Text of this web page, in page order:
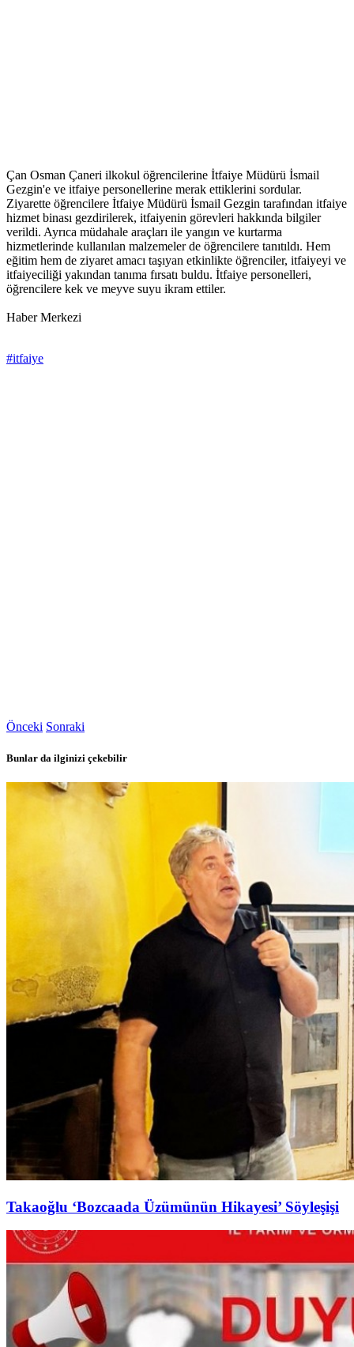
Çan Osman Çaneri ilkokul öğrencilerine İtfaiye Müdürü İsmail
Gezgin'e ve itfaiye personellerine merak ettiklerini sordular.
Ziyarette öğrencilere İtfaiye Müdürü İsmail Gezgin tarafından itfaiye
hizmet binası gezdirilerek, itfaiyenin görevleri hakkında bilgiler
verildi. Ayrıca müdahale araçları ile yangın ve kurtarma
hizmetlerinde kullanılan malzemeler de öğrencilere tanıtıldı. Hem
eğitim hem de ziyaret amacı taşıyan etkinlikte öğrenciler, itfaiyeyi ve
itfaiyeciliği yakından tanıma fırsatı buldu. İtfaiye personelleri,
öğrencilere kek ve meyve suyu ikram ettiler.
Haber Merkezi
#itfaiye
Önceki Sonraki
Bunlar da ilginizi çekebilir
Takaoğlu ‘Bozcaada Üzümünün Hikayesi’ Söyleşişi